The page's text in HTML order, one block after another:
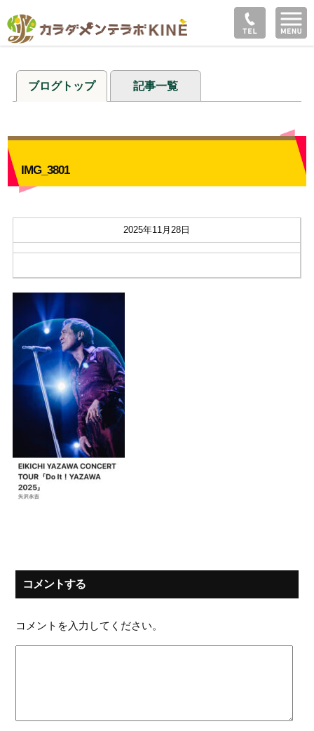
ブログトップ 記事一覧
IMG_3801
2025年11月28日
コメントする
コメントを入力してください。